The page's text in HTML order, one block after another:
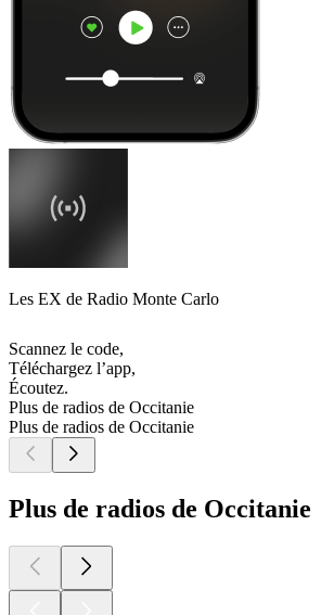
Les EX de Radio Monte Carlo
Scannez le code,
Téléchargez l’app,
Écoutez.
Plus de radios de Occitanie
Plus de radios de Occitanie
Plus de radios de Occitanie